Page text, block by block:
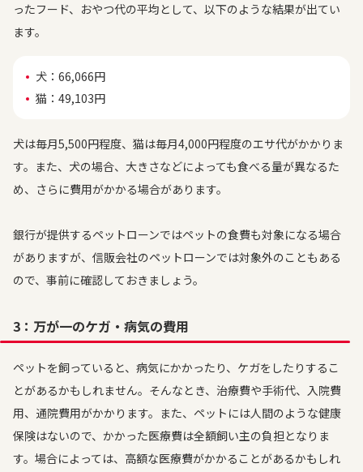
ったフード、おやつ代の平均として、以下のような結果が出てい
ます。
犬：66,066円
猫：49,103円
犬は毎月5,500円程度、猫は毎月4,000円程度のエサ代がかかりま
す。また、犬の場合、大きさなどによっても食べる量が異なるた
め、さらに費用がかかる場合があります。
銀行が提供するペットローンではペットの食費も対象になる場合
がありますが、信販会社のペットローンでは対象外のこともある
ので、事前に確認しておきましょう。
3：万が一のケガ・病気の費用
ペットを飼っていると、病気にかかったり、ケガをしたりするこ
とがあるかもしれません。そんなとき、治療費や手術代、入院費
用、通院費用がかかります。また、ペットには人間のような健康
保険はないので、かかった医療費は全額飼い主の負担となりま
す。場合によっては、高額な医療費がかかることがあるかもしれ